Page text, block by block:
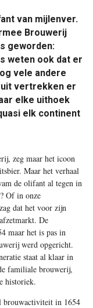
van mijlenver.
Brouwerij
geworden:
weten ook dat er
vele andere
vertrekken er
elke uithoek
elk continent
zeg maar het icoon
Maar het verhaal
de olifant al tegen in
Of in onze
dat het voor zijn
De
maar het is pas in
werd opgericht.
staat al klaar in
familiale brouwerij,
historiek.
brouwactiviteit in 1654